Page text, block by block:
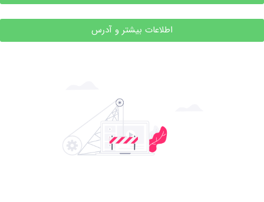
اطلاعات بیشتر و آدرس